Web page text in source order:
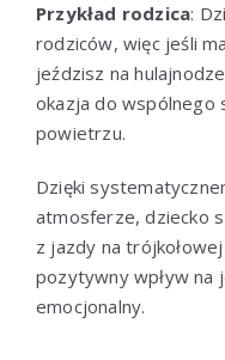
Przykład rodzica:
rodziców, więc jeśli
jeździsz na
okazja do wspólnego
powietrzu.
Dzięki
atmosferze, dziecko
z jazdy na
pozytywny wpływ na
emocjonalny.